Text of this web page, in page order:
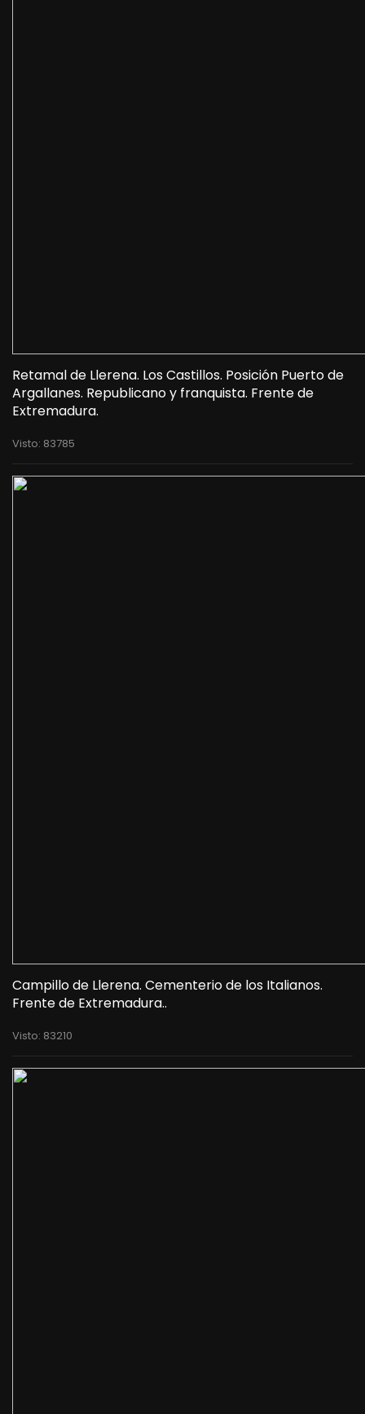
Retamal de Llerena. Los Castillos. Posición Puerto de
Argallanes. Republicano y franquista. Frente de
Extremadura.
Visto: 83785
Campillo de Llerena. Cementerio de los Italianos.
Frente de Extremadura..
Visto: 83210